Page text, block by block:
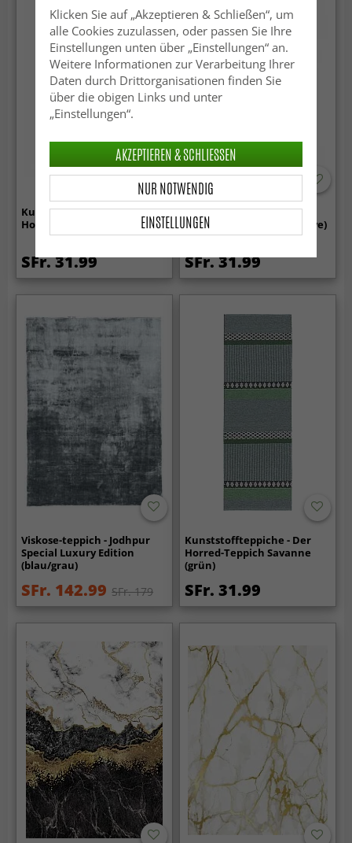
Kunststoffteppiche - Der
Horred-Teppich Wave (grün)
SFr. 31.99
Kunststoffteppiche - Der
Horred-Teppich Zigge (olive)
SFr. 31.99
Viskose-teppich - Jodhpur
Special Luxury Edition
(blau/grau)
SFr. 142.99 SFr. 179
Kunststoffteppiche - Der
Horred-Teppich Savanne
(grün)
SFr. 31.99
Klicken Sie auf „Akzeptieren & Schließen“, um
alle Cookies zuzulassen, oder passen Sie Ihre
Einstellungen unten über „Einstellungen“ an.
Weitere Informationen zur Verarbeitung Ihrer
Daten durch Drittorganisationen finden Sie
über die obigen Links und unter
„Einstellungen“.
EINSTELLUNGEN
NUR NOTWENDIG
AKZEPTIEREN & SCHLIESSEN